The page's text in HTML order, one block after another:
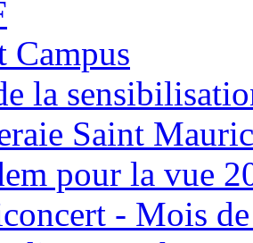
Campus
la
Saint
pour la vue
- Mois